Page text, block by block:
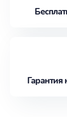
Гарантия